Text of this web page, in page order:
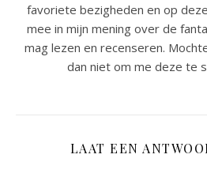
favoriete bezigheden en op
mee in mijn mening over de
mag lezen en recenseren.
dan niet om me deze te
LAAT EEN